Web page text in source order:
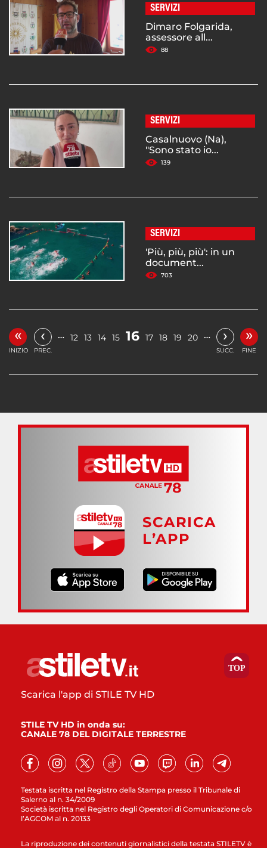
SERVIZI
Dimaro Folgarida,
assessore all...
88
SERVIZI
Casalnuovo (Na),
"Sono stato io...
139
SERVIZI
'Più, più, più': in un
document...
703
«
INIZIO
‹
PREC.
… 12 13 14 15 16 17 18 19 20 … ›
SUCC.
»
FINE
SCARICA
L’APP
Testata iscritta nel Registro della Stampa presso il Tribunale di
Salerno al n. 34/2009
Società iscritta nel Registro degli Operatori di Comunicazione c/o
l’AGCOM al n. 20133
Scarica l'app di STILE TV HD
STILE TV HD in onda su:
CANALE 78 DEL DIGITALE TERRESTRE
La riproduzione dei contenuti giornalistici della testata STILETV è